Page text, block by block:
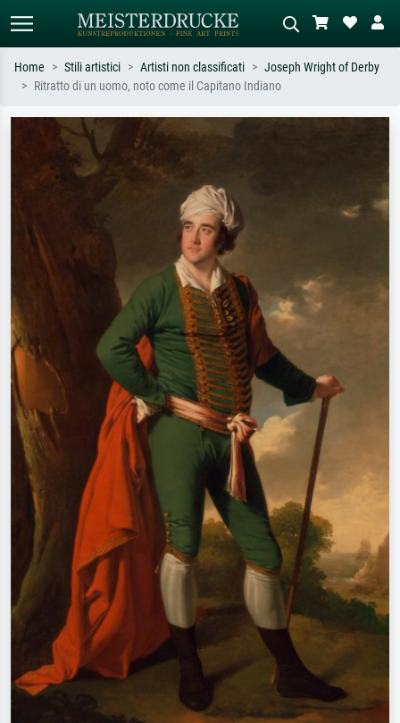
Cerca per artista, titolo o stile – es.
Monet, Notte stellata,
Impressionismo, onda di Hokusai,
nudo.
Home Stili artistici Artisti non classificati
Joseph Wright of Derby
Ritratto di un uomo, noto come il Capitano Indiano